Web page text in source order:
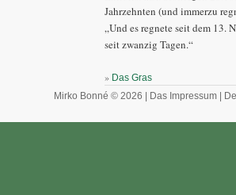
Jahrzehnten (und immerzu
„Und es regnete seit dem 13.
seit zwanzig Tagen.“
» Das Gras
Mirko Bonné © 2026 | Das Impressum |